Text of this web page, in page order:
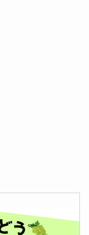
てる？100均（ダ
ンキや100均に売